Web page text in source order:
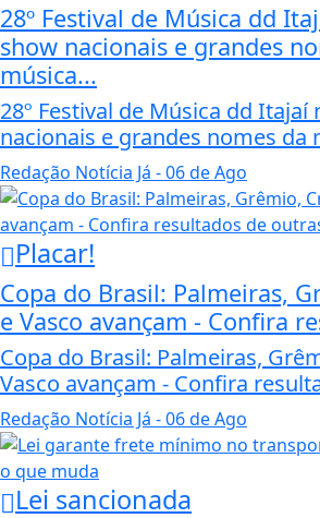
28º Festival de Música dd
show nacionais e grandes
música...
28º Festival de Música dd Itajaí
nacionais e grandes nomes da
Redação Notícia Já - 06 de Ago
Placar!
Copa do Brasil: Palmeiras,
e Vasco avançam - Confira
Copa do Brasil: Palmeiras,
Vasco avançam - Confira
Redação Notícia Já - 06 de Ago
Lei sancionada